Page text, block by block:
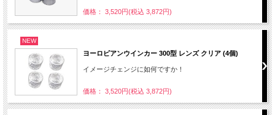
価格： 3,520円(税込 3,872円)
NEW
ヨーロピアンウインカー 300型 レンズ クリア (4個)
イメージチェンジに如何ですか！
価格： 3,520円(税込 3,872円)